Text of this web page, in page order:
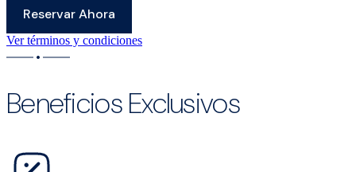
Reservar Ahora
Ver términos y condiciones
Beneficios Exclusivos